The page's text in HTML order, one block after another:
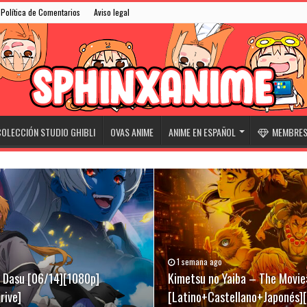
Política de Comentarios Aviso legal
STUDIO GHIBLI OVAS ANIME ANIME EN ESPAÑOL
Dasu [06/14][1080p]
1 semana ago
Kimetsu no Yaiba – The
31/05/2026
Niwatori Fighter (Rooster
07/03/2026
Evangelion Broadcast 30th
[Sub-Español][Mega-Drive]